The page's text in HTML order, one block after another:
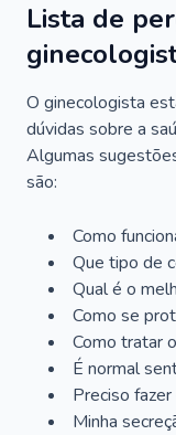
Lista de
O ginecologista
dúvidas sobre a
Algumas
são:
Como
Que tipo de
Qual é o
Como se
Como tratar
É normal
Preciso
Minha